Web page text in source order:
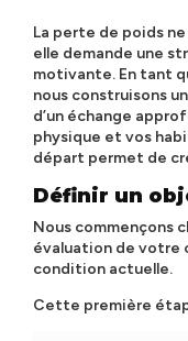
La perte de poids
elle demande une
motivante. En tant
nous construisons un
d’un échange
physique et vos
départ permet de
Définir un
Nous commençons
évaluation de votre
condition actuelle.
Cette première